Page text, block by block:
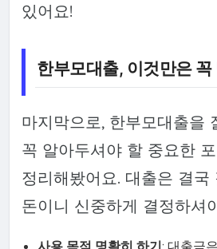
있어요!
한부모대출, 이것만은
마지막으로, 한부모대출을
꼭 알아두셔야 할 중요한
정리해봤어요. 대출은 결국
돈이니 신중하게 결정하셔